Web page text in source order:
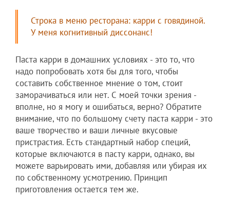
Строка в меню ресторана: карри с говядиной.
У меня когнитивный диссонанс!
Паста карри в домашних условиях - это то, что
надо попробовать хотя бы для того, чтобы
составить собственное мнение о том, стоит
заморачиваться или нет. С моей точки зрения -
вполне, но я могу и ошибаться, верно? Обратите
внимание, что по большому счету паста карри - это
ваше творчество и ваши личные вкусовые
пристрастия. Есть стандартный набор специй,
которые включаются в пасту карри, однако, вы
можете варьировать ими, добавляя или убирая их
по собственному усмотрению. Принцип
приготовления остается тем же.